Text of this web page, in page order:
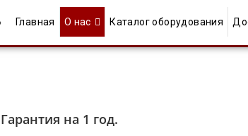
Главная О нас Каталог оборудования
Гарантия на 1 год.